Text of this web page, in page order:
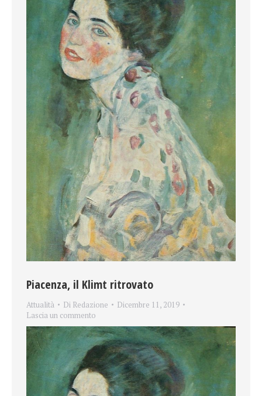
Piacenza, il Klimt ritrovato
Attualità Di Redazione
Dicembre 11, 2019
Lascia un commento